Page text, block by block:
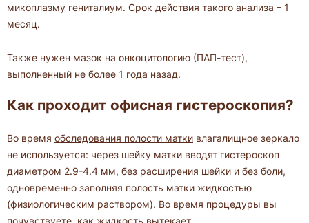
микоплазму гениталиум. Срок действия такого анализа – 1
месяц.
Также нужен мазок на онкоцитологию (ПАП-тест),
выполненный не более 1 года назад.
Как проходит офисная гистероскопия?
Во время обследования полости матки влагалищное зеркало
не используется: через шейку матки вводят гистероскоп
диаметром 2.9-4.4 мм, без расширения шейки и без боли,
одновременно заполняя полость матки жидкостью
(физиологическим раствором). Во время процедуры вы
почувствуете, как жидкость вытекает.